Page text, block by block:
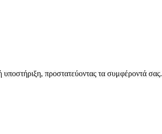
προστατεύοντας τα συμφέροντά σας.